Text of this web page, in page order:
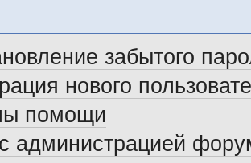
забытого
нового
помощи
администрацией